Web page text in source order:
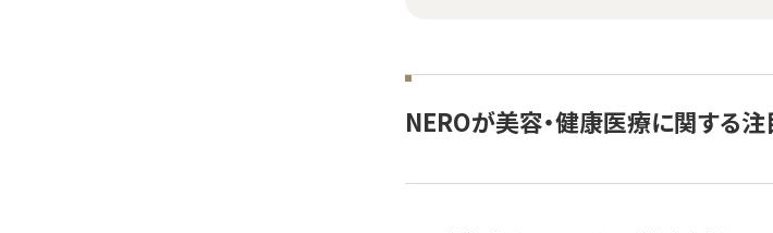
NEROが美容・健康医療に関する注